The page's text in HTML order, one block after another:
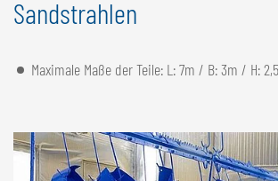
Sandstrahlen
Maximale Maße der Teile: L: 7m / B: 3m / H: